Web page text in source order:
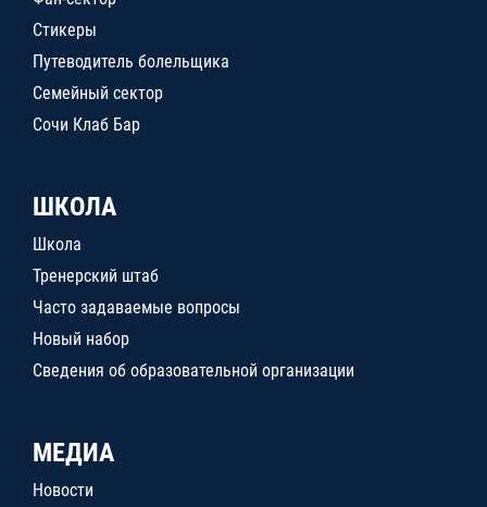
Стикеры
Путеводитель болельщика
Семейный сектор
Сочи Клаб Бар
ШКОЛА
Школа
Тренерский штаб
Часто задаваемые вопросы
Новый набор
Сведения об образовательной организации
МЕДИА
Новости